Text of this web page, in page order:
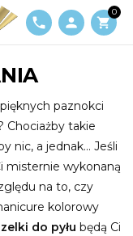
phone person shopping_cart
0
paznokci
Chociażby takie
nic, a jednak... Jeśli
misternie wykonaną
na to, czy
kolorowy
do pyłu będą Ci